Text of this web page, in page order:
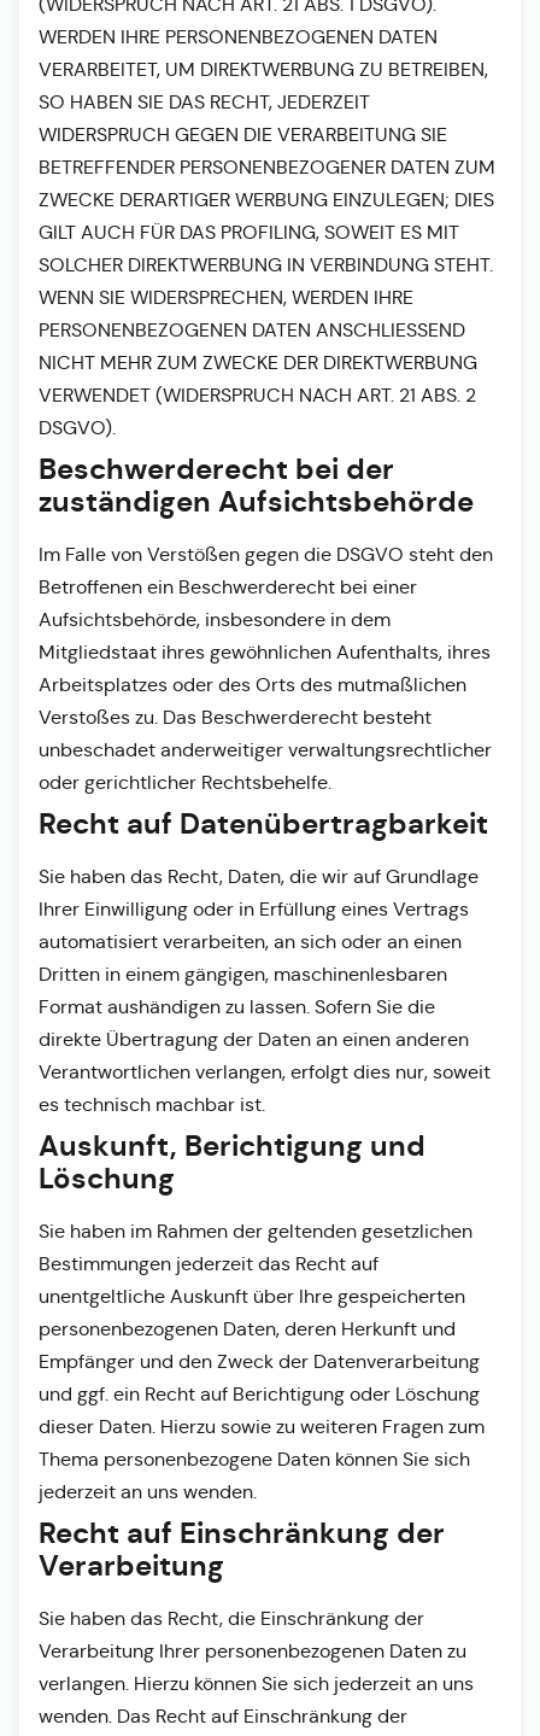
WERDEN IHRE PERSONENBEZOGENEN DATEN
VERARBEITET, UM DIREKTWERBUNG ZU BETREIBEN,
SO HABEN SIE DAS RECHT, JEDERZEIT
WIDERSPRUCH GEGEN DIE VERARBEITUNG SIE
BETREFFENDER PERSONENBEZOGENER DATEN ZUM
ZWECKE DERARTIGER WERBUNG EINZULEGEN; DIES
GILT AUCH FÜR DAS PROFILING, SOWEIT ES MIT
SOLCHER DIREKTWERBUNG IN VERBINDUNG STEHT.
WENN SIE WIDERSPRECHEN, WERDEN IHRE
PERSONENBEZOGENEN DATEN ANSCHLIESSEND
NICHT MEHR ZUM ZWECKE DER DIREKTWERBUNG
VERWENDET (WIDERSPRUCH NACH ART. 21 ABS. 2
DSGVO).
Beschwerde­recht bei der
zuständigen Aufsichts­behörde
Im Falle von Verstößen gegen die DSGVO steht den
Betroffenen ein Beschwerderecht bei einer
Aufsichtsbehörde, insbesondere in dem
Mitgliedstaat ihres gewöhnlichen Aufenthalts, ihres
Arbeitsplatzes oder des Orts des mutmaßlichen
Verstoßes zu. Das Beschwerderecht besteht
unbeschadet anderweitiger verwaltungsrechtlicher
oder gerichtlicher Rechtsbehelfe.
Recht auf Daten­übertrag­barkeit
Sie haben das Recht, Daten, die wir auf Grundlage
Ihrer Einwilligung oder in Erfüllung eines Vertrags
automatisiert verarbeiten, an sich oder an einen
Dritten in einem gängigen, maschinenlesbaren
Format aushändigen zu lassen. Sofern Sie die
direkte Übertragung der Daten an einen anderen
Verantwortlichen verlangen, erfolgt dies nur, soweit
es technisch machbar ist.
Auskunft, Berichtigung und
Löschung
Sie haben im Rahmen der geltenden gesetzlichen
Bestimmungen jederzeit das Recht auf
unentgeltliche Auskunft über Ihre gespeicherten
personenbezogenen Daten, deren Herkunft und
Empfänger und den Zweck der Datenverarbeitung
und ggf. ein Recht auf Berichtigung oder Löschung
dieser Daten. Hierzu sowie zu weiteren Fragen zum
Thema personenbezogene Daten können Sie sich
jederzeit an uns wenden.
Recht auf Einschränkung der
Verarbeitung
Sie haben das Recht, die Einschränkung der
Verarbeitung Ihrer personenbezogenen Daten zu
verlangen. Hierzu können Sie sich jederzeit an uns
wenden. Das Recht auf Einschränkung der